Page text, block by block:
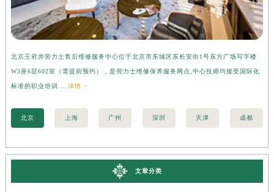
北京王府井劳力士售后维修服务中心位于北京市东城区东长安街1号东方广场写字楼
W3座6层602室（需提前预约），是劳力士维修保养服务网点,中心技师均接受国际化
标准的职业培训.... 详情 >
北京 上海 广州 深圳 天津 成都
文章分类